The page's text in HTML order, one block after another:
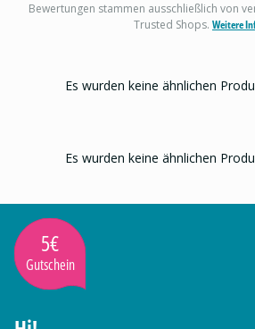
Bewertungen stammen ausschließlich von
Trusted Shops. Weitere
Es wurden keine ähnlichen
Es wurden keine ähnlichen
5€
Gutschein